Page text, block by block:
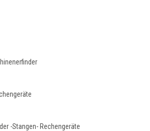
-Stangen- Rechengeräte